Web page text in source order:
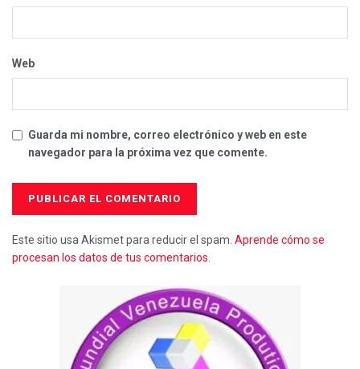
Web
Guarda mi nombre, correo electrónico y web en este
navegador para la próxima vez que comente.
Este sitio usa Akismet para reducir el spam. Aprende cómo se
procesan los datos de tus comentarios.